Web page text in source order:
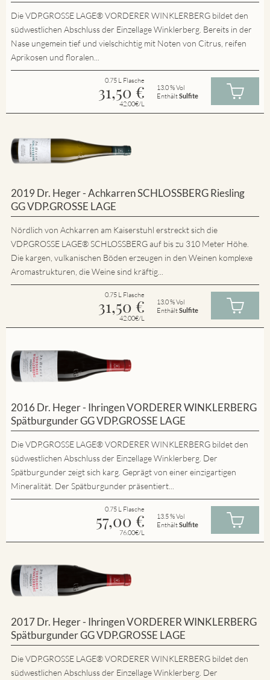
Die VDP.GROSSE LAGE® VORDERER WINKLERBERG bildet den
südwestlichen Abschluss der Einzellage Winklerberg. Bereits in der
Nase ungemein tief und vielschichtig mit Noten von Citrus, reifen
Aprikosen und floralen...
0.75 L Flasche
31,50 €
42.00€/L
13.0 % Vol
EnthältSulfite
2019 Dr. Heger - Achkarren SCHLOSSBERG Riesling
GG VDP.GROSSE LAGE
Nördlich von Achkarren am Kaiserstuhl erstreckt sich die
VDP.GROSSE LAGE® SCHLOSSBERG auf bis zu 310 Meter Höhe.
Die kargen, vulkanischen Böden erzeugen in den Weinen komplexe
Aromastrukturen, die Weine sind kräftig...
0.75 L Flasche
31,50 €
42.00€/L
13.0 % Vol
EnthältSulfite
2016 Dr. Heger - Ihringen VORDERER WINKLERBERG
Spätburgunder GG VDP.GROSSE LAGE
Die VDP.GROSSE LAGE® VORDERER WINKLERBERG bildet den
südwestlichen Abschluss der Einzellage Winklerberg. Der
Spätburgunder zeigt sich karg. Geprägt von einer einzigartigen
Mineralität. Der Spätburgunder präsentiert...
0.75 L Flasche
57,00 €
76.00€/L
13.5 % Vol
EnthältSulfite
2017 Dr. Heger - Ihringen VORDERER WINKLERBERG
Spätburgunder GG VDP.GROSSE LAGE
Die VDP.GROSSE LAGE® VORDERER WINKLERBERG bildet den
südwestlichen Abschluss der Einzellage Winklerberg. Der